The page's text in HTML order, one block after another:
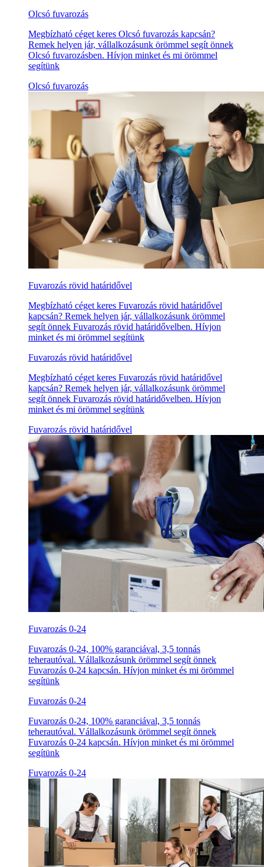
Olcsó fuvarozás
Megbízható céget keres Olcsó fuvarozás kapcsán?
Remek helyen jár, vállalkozásunk örömmel segít önnek
Olcsó fuvarozásben. Hívjon minket és mi örömmel
segítünk
Olcsó fuvarozás
Fuvarozás rövid határidővel
Megbízható céget keres Fuvarozás rövid határidővel
kapcsán? Remek helyen jár, vállalkozásunk örömmel
segít önnek Fuvarozás rövid határidővelben. Hívjon
minket és mi örömmel segítünk
Fuvarozás rövid határidővel
Megbízható céget keres Fuvarozás rövid határidővel
kapcsán? Remek helyen jár, vállalkozásunk örömmel
segít önnek Fuvarozás rövid határidővelben. Hívjon
minket és mi örömmel segítünk
Fuvarozás rövid határidővel
Fuvarozás 0-24
Fuvarozás 0-24, 100% garanciával, 3,5 tonnás
teherautóval. Vállalkozásunk örömmel segít önnek
Fuvarozás 0-24 kapcsán. Hívjon minket és mi örömmel
segítünk
Fuvarozás 0-24
Fuvarozás 0-24, 100% garanciával, 3,5 tonnás
teherautóval. Vállalkozásunk örömmel segít önnek
Fuvarozás 0-24 kapcsán. Hívjon minket és mi örömmel
segítünk
Fuvarozás 0-24